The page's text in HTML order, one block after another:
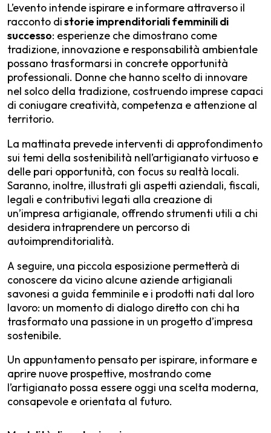
L’evento intende ispirare e informare attraverso il
racconto distorie imprenditoriali femminili di
successo: esperienze che dimostrano come
tradizione, innovazione e responsabilità ambientale
possano trasformarsi in concrete opportunità
professionali. Donne che hanno scelto di innovare
nel solco della tradizione, costruendo imprese capaci
di coniugare creatività, competenza e attenzione al
territorio.
La mattinata prevede interventi di approfondimento
sui temi della sostenibilità nell’artigianato virtuoso e
delle pari opportunità, con focus su realtà locali.
Saranno, inoltre, illustrati gli aspetti aziendali, fiscali,
legali e contributivi legati alla creazione di
un’impresa artigianale, offrendo strumenti utili a chi
desidera intraprendere un percorso di
autoimprenditorialità.
A seguire, una piccola esposizione permetterà di
conoscere da vicino alcune aziende artigianali
savonesi a guida femminile e i prodotti nati dal loro
lavoro: un momento di dialogo diretto con chi ha
trasformato una passione in un progetto d’impresa
sostenibile.
Un appuntamento pensato per ispirare, informare e
aprire nuove prospettive, mostrando come
l’artigianato possa essere oggi una scelta moderna,
consapevole e orientata al futuro.